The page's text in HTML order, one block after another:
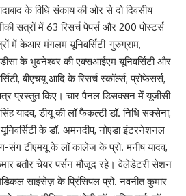
के विधि संकाय की ओर से दो दिवसीय
सत्रों में 63 रिसर्च पेपर्स और 200 पोस्टर्स
में केआर मंगलम यूनिवर्सिटी-गुरुग्राम,
के भुवनेश्वर की एक्सआईएम यूनिवर्सिटी और
बीएचयू आदि के रिसर्च स्कॉर्ल्स, प्रोफेसर्स,
प्रस्तुत किए। चार पैनल डिसक्सन में यूजीसी
यादव, डीयू की लॉ फैकल्टी डॉ. निधि सक्सेना,
के डॉ. अमनदीप, नोएडा इंटरनेशनल
संग टीएमयू के लॉ कालेज के प्रो. मनीष यादव,
बतौर चेयर पर्सन मौजूद रहे। वेलेडेटरी सेशन
साइंसेज़ के प्रिंसिपल प्रो. नवनीत कुमार